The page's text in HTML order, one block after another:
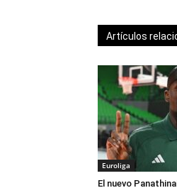
Artículos
Euroliga
El nuevo